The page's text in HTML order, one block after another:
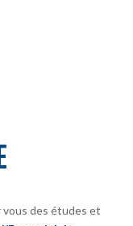
vous des études et